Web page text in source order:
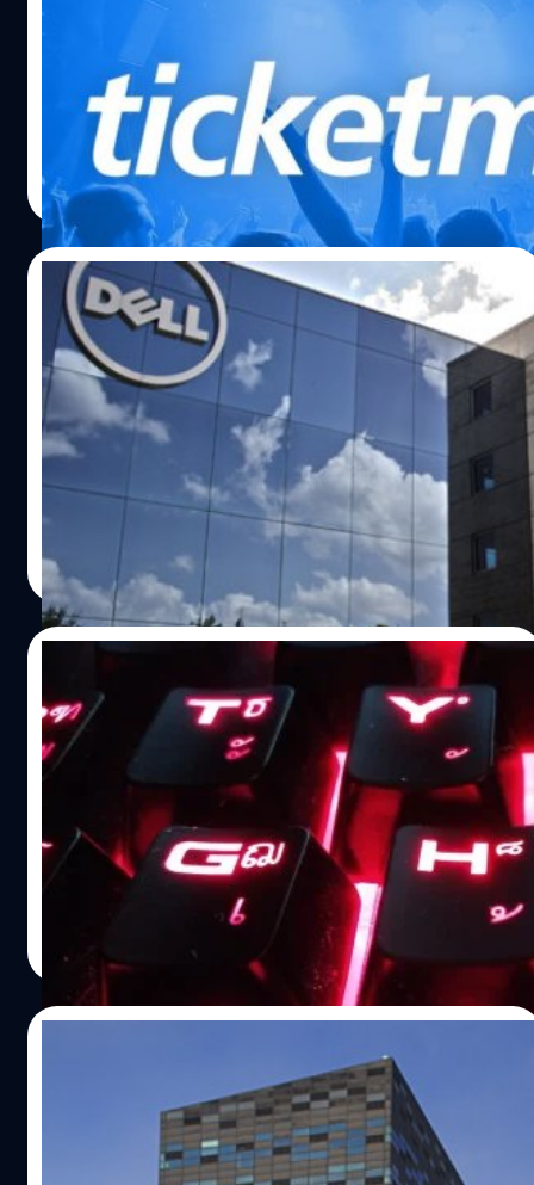
บริการจองตั๋วคอนเสิร์ตเจ้าดังของโลกเผยว่ากำลังตรวจสอบ
เหตุข้อมูลรั่วของ Ticketmaster ที่เพิ่งพบเมื่อวันที่ 20
พฤษภาคมที่ผ่านมา
จตุรวิทย์ เครือวาณิชกิจ| 797 days ago
Read More
10/05/2024
Dell ออกมาเตือนว่าแฮกเกอร์ได้ข้อมูลลูกค้า
49 ล้านรายการไปขาย
Dell ออกมาเตือนลูกค้าเกี่ยวกับเหตุข้อมูลรั่ว หลังจาก
แฮกเกอร์รายหนึ่งประกาศขายข้อมูลลูกค้า Dell มากกว่า 49
ล้านรายการ บน Breach Forums
| 819 days ago
Read More
01/05/2024
แฮกเกอร์ประกาศขายข้อมูล 400,000
รายการหลุดจาก ‘ระบบบริหารโรงเรียน’ ในไทย
เพจ ExploitWareLabs พบว่าผู้ใช้ที่ใช้ชื่อว่า DeathSky บน
เว็บไซต์กระดานสนทนาแฮกเกอร์ชื่อดังประกาศขายข้อมูลส่วน
บุคคลกว่า 400,000 รายการจากฐานข้อมูลของ 'ระบบบริหาร
โรงเรียน' (School Management System) ที่อ้างว่าได้มาจาก
| 828 days ago
ข้อมูล Nexperia ผู้ผลิตชิปถูกแฮก มีของ
Apple และ SpaceX ด้วย
เซิร์ฟเวอร์ของ Nexperia ผู้ผลิตเซมิคอนดักเตอร์จาก